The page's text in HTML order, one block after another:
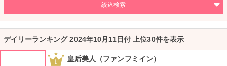
絞込検索
デイリーランキング 2024年10月11日付 上位30件を表示
1 皇后美人（ファンフミイン）